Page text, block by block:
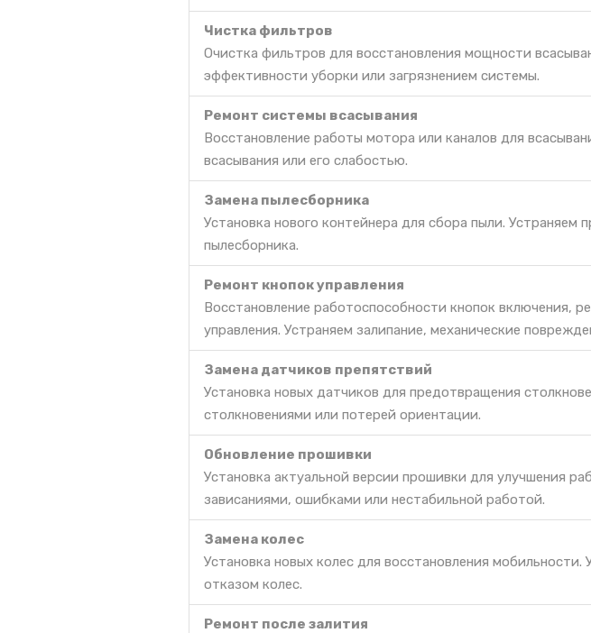
Чистка фильтров
Очистка фильтров для восстановления мощности
эффективности уборки или загрязнением системы.
Ремонт системы всасывания
Восстановление работы мотора или каналов для
всасывания или его слабостью.
Замена пылесборника
Установка нового контейнера для сбора пыли.
пылесборника.
Ремонт кнопок управления
Восстановление работоспособности кнопок включения,
управления. Устраняем залипание, механические
Замена датчиков препятствий
Установка новых датчиков для предотвращения
столкновениями или потерей ориентации.
Обновление прошивки
Установка актуальной версии прошивки для улучшения
зависаниями, ошибками или нестабильной работой.
Замена колес
Установка новых колес для восстановления
отказом колес.
Ремонт после залития